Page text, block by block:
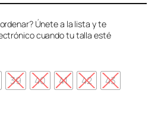
Únete a la lista y te
cuando tu talla esté
39 40 41 42 43